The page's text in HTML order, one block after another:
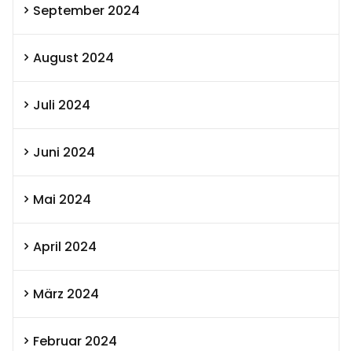
September 2024
August 2024
Juli 2024
Juni 2024
Mai 2024
April 2024
März 2024
Februar 2024